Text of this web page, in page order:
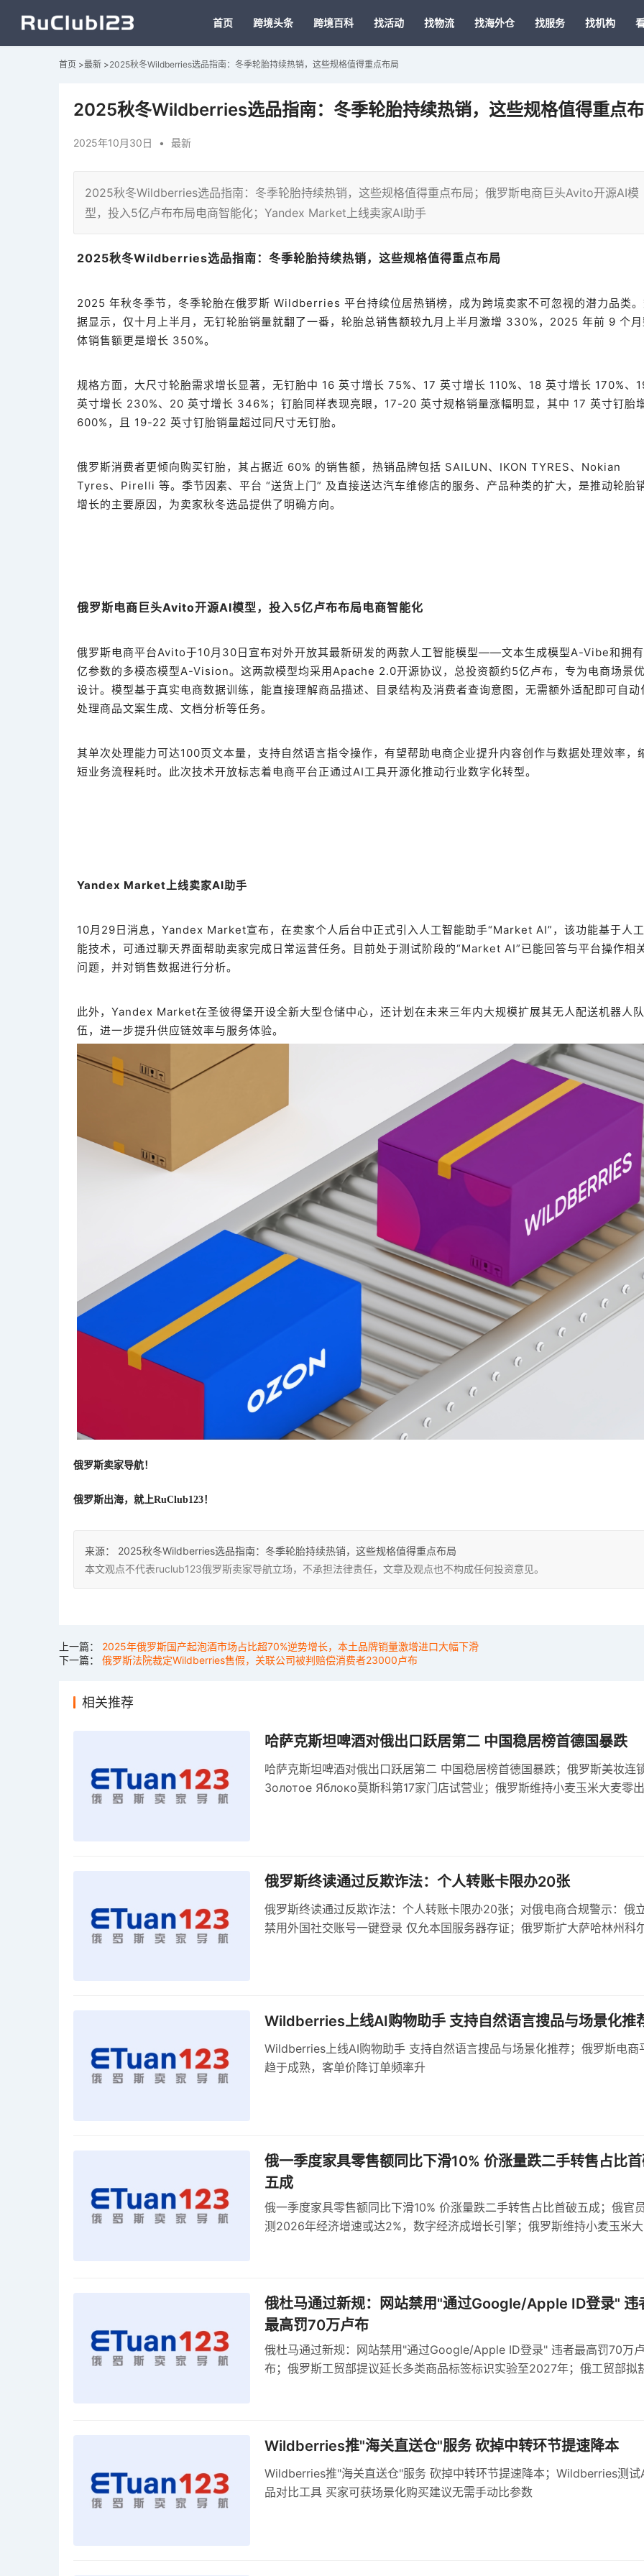
首页 跨境头条 跨境百科 找活动 找物流 找海外仓 找服务 找机构
首页 >最新 >2025秋冬Wildberries选品指南：冬季轮胎持续热销，这些规格值得重点布局
2025秋冬Wildberries选品指南：冬季轮胎持续热销，这些规格值得重点
2025年10月30日 • 最新
2025秋冬Wildberries选品指南：冬季轮胎持续热销，这些规格值得重点布局；俄罗斯电商巨头Avito开源AI模
型，投入5亿卢布布局电商智能化；Yandex Market上线卖家AI助手
2025秋冬Wildberries选品指南：冬季轮胎持续热销，这些规格值得重点布局
2025 年秋冬季节，冬季轮胎在俄罗斯 Wildberries 平台持续位居热销榜，成为跨境卖家不可忽视的潜力品类
据显示，仅十月上半月，无钉轮胎销量就翻了一番，轮胎总销售额较九月上半月激增 330%，2025 年前 9 个
体销售额更是增长 350%。
规格方面，大尺寸轮胎需求增长显著，无钉胎中 16 英寸增长 75%、17 英寸增长 110%、18 英寸增长 170%、
英寸增长 230%、20 英寸增长 346%；钉胎同样表现亮眼，17-20 英寸规格销量涨幅明显，其中 17 英寸钉胎
600%，且 19-22 英寸钉胎销量超过同尺寸无钉胎。
俄罗斯消费者更倾向购买钉胎，其占据近 60% 的销售额，热销品牌包括 SAILUN、IKON TYRES、Nokian
Tyres、Pirelli 等。季节因素、平台 “送货上门” 及直接送达汽车维修店的服务、产品种类的扩大，是推动轮胎
增长的主要原因，为卖家秋冬选品提供了明确方向。
俄罗斯电商巨头Avito开源AI模型，投入5亿卢布布局电商智能化
俄罗斯电商平台Avito于10月30日宣布对外开放其最新研发的两款人工智能模型——文本生成模型A-Vibe和拥
亿参数的多模态模型A-Vision。这两款模型均采用Apache 2.0开源协议，总投资额约5亿卢布，专为电商场景
设计。模型基于真实电商数据训练，能直接理解商品描述、目录结构及消费者查询意图，无需额外适配即可自动
处理商品文案生成、文档分析等任务。
其单次处理能力可达100页文本量，支持自然语言指令操作，有望帮助电商企业提升内容创作与数据处理效率，
短业务流程耗时。此次技术开放标志着电商平台正通过AI工具开源化推动行业数字化转型。
Yandex Market上线卖家AI助手
10月29日消息，Yandex Market宣布，在卖家个人后台中正式引入人工智能助手“Market AI”，该功能基于人
能技术，可通过聊天界面帮助卖家完成日常运营任务。目前处于测试阶段的“Market AI”已能回答与平台操作相
问题，并对销售数据进行分析。
此外，Yandex Market在圣彼得堡开设全新大型仓储中心，还计划在未来三年内大规模扩展其无人配送机器人队
伍，进一步提升供应链效率与服务体验。
俄罗斯卖家导航！
俄罗斯出海，就上RuClub123！
来源：
2025秋冬Wildberries选品指南：冬季轮胎持续热销，这些规格值得重点布局
本文观点不代表ruclub123俄罗斯卖家导航立场，不承担法律责任，文章及观点也不构成任何投资意见。
上一篇： 2025年俄罗斯国产起泡酒市场占比超70%逆势增长，本土品牌销量激增进口大幅下滑
下一篇： 俄罗斯法院裁定Wildberries售假，关联公司被判赔偿消费者23000卢布
相关推荐
哈萨克斯坦啤酒对俄出口跃居第二 中国稳居榜首德国暴跌
哈萨克斯坦啤酒对俄出口跃居第二 中国稳居榜首德国暴跌；俄罗斯美妆连
Золотое Яблоко莫斯科第17家门店试营业；俄罗斯维持小麦玉米大麦零
俄罗斯终读通过反欺诈法：个人转账卡限办20张
俄罗斯终读通过反欺诈法：个人转账卡限办20张；对俄电商合规警示：俄
禁用外国社交账号一键登录 仅允本国服务器存证；俄罗斯扩大萨哈林州科
Wildberries上线AI购物助手 支持自然语言搜品与场景化推
Wildberries上线AI购物助手 支持自然语言搜品与场景化推荐；俄罗斯电商
趋于成熟，客单价降订单频率升
俄一季度家具零售额同比下滑10% 价涨量跌二手转售占比
五成
俄一季度家具零售额同比下滑10% 价涨量跌二手转售占比首破五成；俄官
测2026年经济增速或达2%，数字经济成增长引擎；俄罗斯维持小麦玉米
俄杜马通过新规：网站禁用"通过Google/Apple ID登录" 违
最高罚70万卢布
俄杜马通过新规：网站禁用"通过Google/Apple ID登录" 违者最高罚70万
布；俄罗斯工贸部提议延长多类商品标签标识实验至2027年；俄工贸部拟
Wildberries推"海关直送仓"服务 砍掉中转环节提速降本
Wildberries推"海关直送仓"服务 砍掉中转环节提速降本；Wildberries测试
品对比工具 买家可获场景化购买建议无需手动比参数